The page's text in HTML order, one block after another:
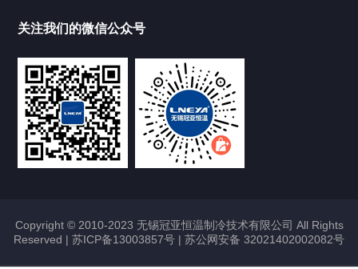
ZLJ系列超低温直冷机
ZLTZ高效换热控温机组
真空控温卡盘
关注我们的微信公众号
Copyright © 2010-2023 无锡冠亚恒温制冷技术有限公司 All Rights
Reserved | 苏ICP备13003857号 | 苏公网安备 32021402002082号